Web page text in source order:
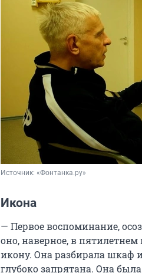
Источник: «Фонтанка.ру»
Икона
— Первое воспоминание,
оно, наверное, в пятилетнем
икону. Она разбирала шкаф
глубоко запрятана. Она